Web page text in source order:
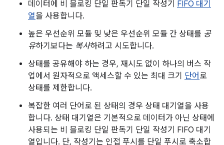
데이터에 비 블로킹 단일 판독기 단일 작성기 FIFO 대기
열을 사용합니다.
높은 우선순위 모듈 및 낮은 우선순위 모듈 간 상태를 공
유하기보다는 복사하려고 시도합니다.
상태를 공유해야 하는 경우, 재시도 없이 하나의 버스 작
업에서 원자적으로 액세스할 수 있는 최대 크기 단어 로
상태를 제한합니다.
복잡한 여러 단어로 된 상태의 경우 상태 대기열을 사용
합니다. 상태 대기열은 기본적으로 데이터가 아닌 상태에
사용되는 비 블로킹 단일 판독기 단일 작성기 FIFO 대기
열입니다. 단, 작성기는 인접 푸시를 단일 푸시로 축소합